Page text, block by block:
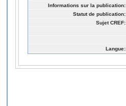
Informations sur la publication:
Statut de publication:
Sujet CREF:
Langue: